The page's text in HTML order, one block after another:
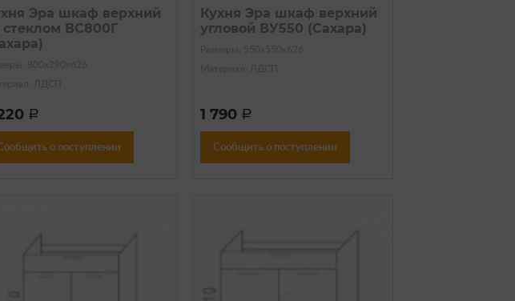
Эра шкаф верхний
стеклом ВС800Г
a
о поступлении
Кухня Эра шкаф верхний
угловой ВУ550 (Сахара)
1 790 a
Сообщить о поступлении